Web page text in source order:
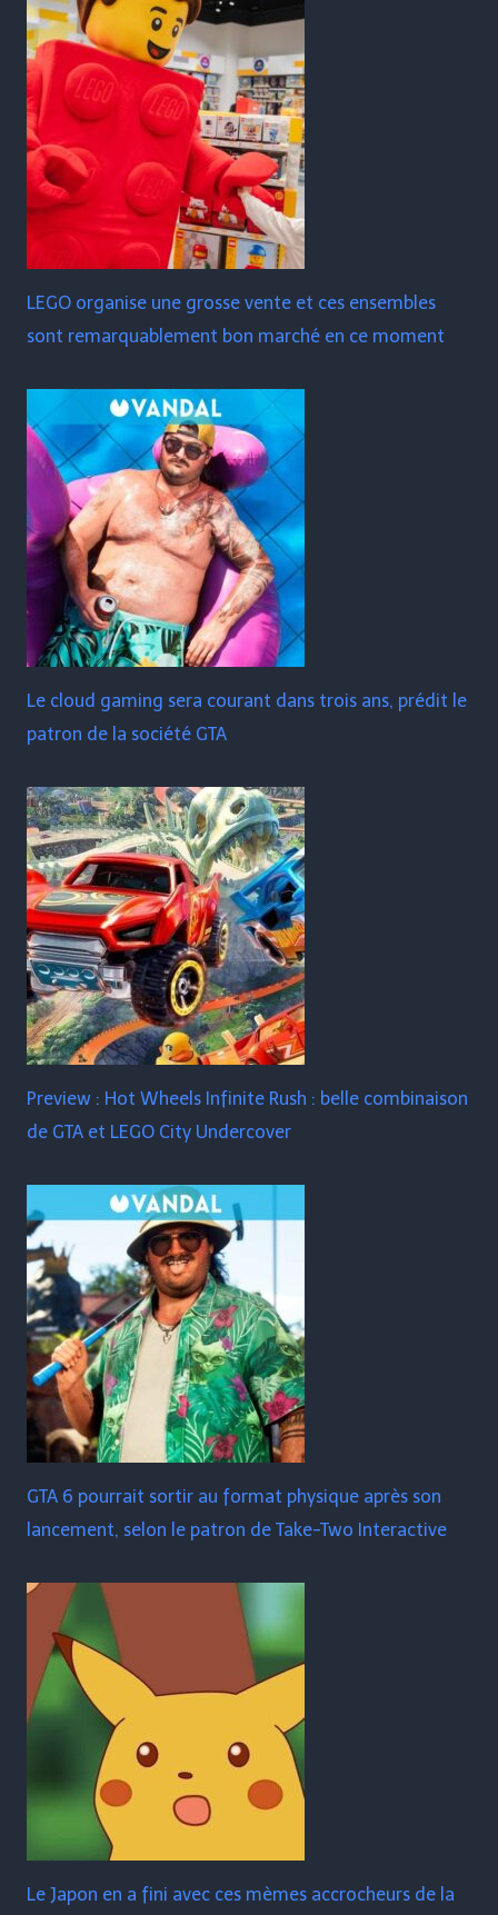
LEGO organise une grosse vente et ces ensembles
sont remarquablement bon marché en ce moment
Le cloud gaming sera courant dans trois ans, prédit le
patron de la société GTA
Preview : Hot Wheels Infinite Rush : belle combinaison
de GTA et LEGO City Undercover
GTA 6 pourrait sortir au format physique après son
lancement, selon le patron de Take-Two Interactive
Le Japon en a fini avec ces mèmes accrocheurs de la